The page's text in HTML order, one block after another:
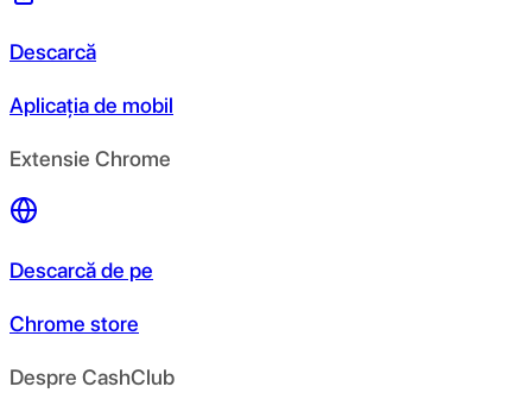
Descarcă
Aplicația de mobil
Extensie Chrome
Descarcă de pe
Chrome store
Despre CashClub